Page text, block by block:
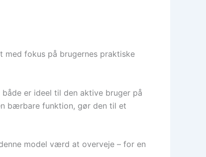
med fokus på brugernes praktiske
både er ideel til den aktive bruger på
bærbare funktion, gør den til et
model værd at overveje – for en